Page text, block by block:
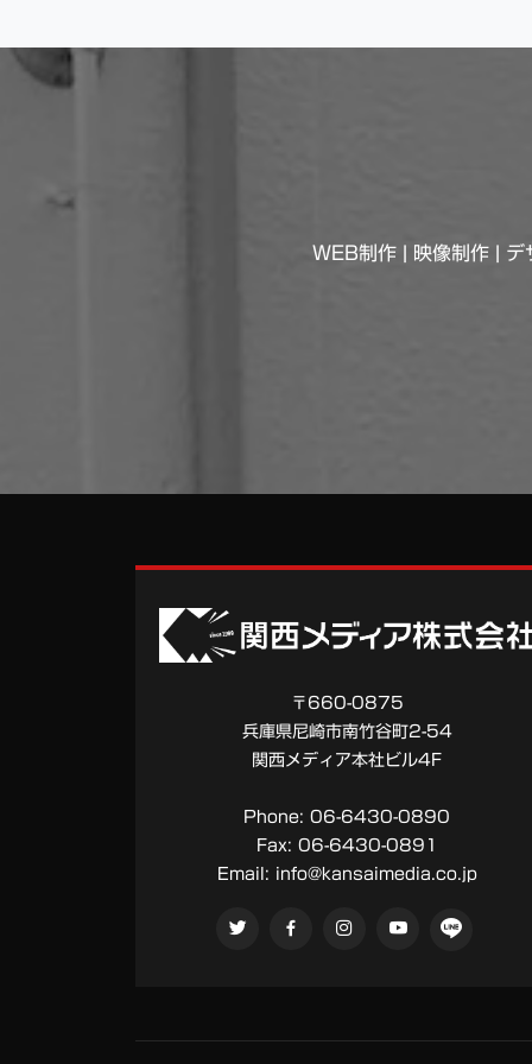
WEB制作 | 映像制作 | デ
〒660-0875
兵庫県尼崎市南竹谷町2-54
関西メディア本社ビル4F
Phone: 06-6430-0890
Fax: 06-6430-0891
Email: info@kansaimedia.co.jp